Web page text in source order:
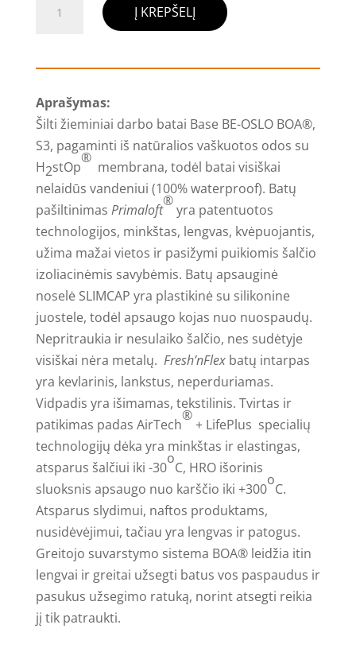
kiekis:
batai
BE-
OSLO
BOA®,
S3
Plastic/Kevlar
(žieminiai)
Į KREPŠELĮ
Aprašymas:
Šilti žieminiai darbo batai Base BE-OSLO BOA®,
S3, pagaminti iš natūralios vaškuotos odos su
H2stOp
®
membrana, todėl batai visiškai
nelaidūs vandeniui (100% waterproof). Batų
pašiltinimas Primaloft
®
yra patentuotos
technologijos, minkštas, lengvas, kvėpuojantis,
užima mažai vietos ir pasižymi puikiomis šalčio
izoliacinėmis savybėmis. Batų apsauginė
noselė SLIMCAP yra plastikinė su silikonine
juostele, todėl apsaugo kojas nuo nuospaudų.
Nepritraukia ir nesulaiko šalčio, nes sudėtyje
visiškai nėra metalų. Fresh’nFlexbatų intarpas
yra kevlarinis, lankstus, neperduriamas.
Vidpadis yra išimamas, tekstilinis. Tvirtas ir
patikimas padas AirTech
®
+ LifePlus specialių
technologijų dėka yra minkštas ir elastingas,
atsparus šalčiui iki -30
o
C, HRO išorinis
sluoksnis apsaugo nuo karščio iki +300
o
C.
Atsparus slydimui, naftos produktams,
nusidėvėjimui, tačiau yra lengvas ir patogus.
Greitojo suvarstymo sistema BOA® leidžia itin
lengvai ir greitai užsegti batus vos paspaudus ir
pasukus užsegimo ratuką, norint atsegti reikia
jį tik patraukti.